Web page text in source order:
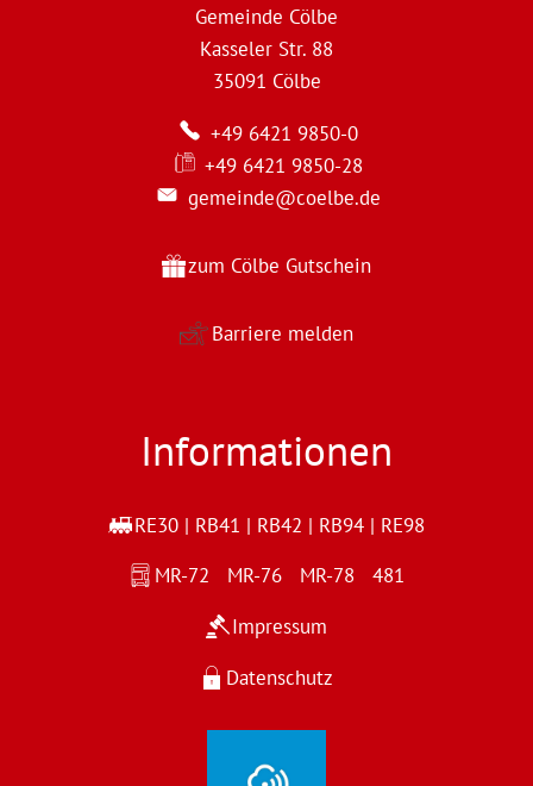
Gemeinde Cölbe
Kasseler Str. 88
35091 Cölbe
+49 6421 9850-0
+49 6421 9850-28
gemeinde@coelbe.de
zum Cölbe Gutschein
Barriere melden
Informationen
RE30 | RB41 | RB42 | RB94 | RE98
MR-72 MR-76 MR-78 481
Impressum
Datenschutz